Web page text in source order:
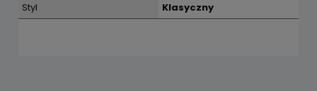
Styl
Klasyczny